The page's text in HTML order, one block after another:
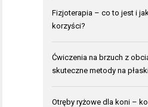
Fizjoterapia – co to jest i
korzyści?
Ćwiczenia na brzuch z
skuteczne metody na
Otręby ryżowe dla koni –